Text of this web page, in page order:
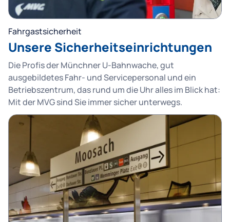
Fahrgastsicherheit
Unsere Sicherheitseinrichtungen
Die Profis der Münchner U-Bahnwache, gut
ausgebildetes Fahr- und Servicepersonal und ein
Betriebszentrum, das rund um die Uhr alles im Blick hat:
Mit der MVG sind Sie immer sicher unterwegs.